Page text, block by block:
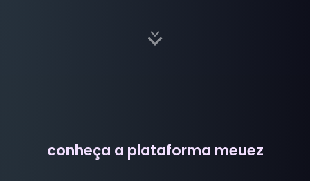
conheça a plataforma meuez